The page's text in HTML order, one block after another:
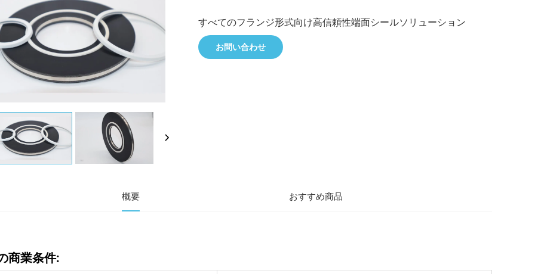
すべてのフランジ形式向け高信頼性端面シールソリューション
お問い合わせ
概要 おすすめ商品
商業条件: